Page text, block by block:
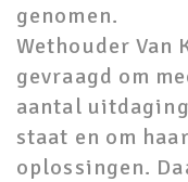
genomen.
Wethouder Van
gevraagd om
aantal
staat en om
oplossingen.